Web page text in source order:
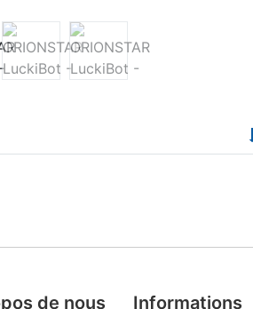
de nous Informations
Află